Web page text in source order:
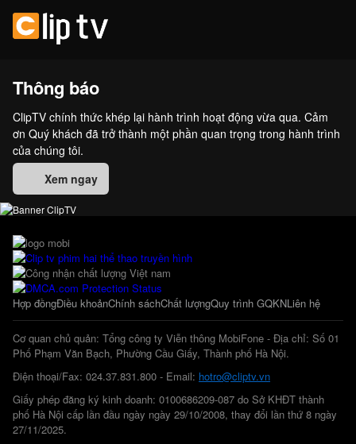
Thông báo
ClipTV chính thức khép lại hành trình hoạt động vừa qua. Cảm
ơn Quý khách đã trở thành một phần quan trọng trong hành trình
của chúng tôi.
Xem ngay
Hợp đồngĐiều khoảnChính sáchChất lượngQuy trình GQKNLiên hệ
Cơ quan chủ quản: Tổng công ty Viễn thông MobiFone - Địa chỉ: Số 01
Phố Phạm Văn Bạch, Phường Cầu Giấy, Thành phố Hà Nội.
Điện thoại/Fax: 024.37.831.800 - Email: hotro@cliptv.vn
Giấy phép đăng ký kinh doanh: 0100686209-087 do Sở KHĐT thành
phố Hà Nội cấp lần đầu ngày ngày 29/10/2008, thay đổi lần thứ 8 ngày
27/11/2025.